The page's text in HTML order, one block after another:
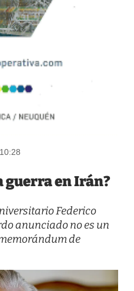
guerra en Irán?
Federico
anunciado no es un
de